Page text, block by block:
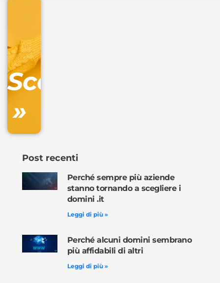
Scopri
»
Post recenti
Perché sempre più aziende
stanno tornando a scegliere i
domini .it
Leggi di più »
Perché alcuni domini sembrano
più affidabili di altri
Leggi di più »